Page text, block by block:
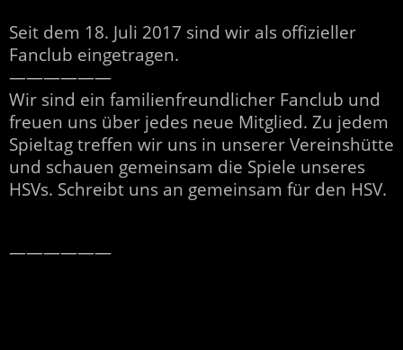
Seit dem 18. Juli 2017 sind wir als offizieller
Fanclub eingetragen.
——————
Wir sind ein familienfreundlicher Fanclub und
freuen uns über jedes neue Mitglied. Zu jedem
Spieltag treffen wir uns in unserer Vereinshütte
und schauen gemeinsam die Spiele unseres
HSVs. Schreibt uns an gemeinsam für den HSV.
——————